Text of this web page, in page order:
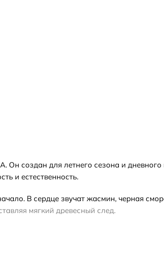
создан для летнего сезона и дневного
и естественность.
В сердце звучат жасмин, черная
мягкий древесный след.